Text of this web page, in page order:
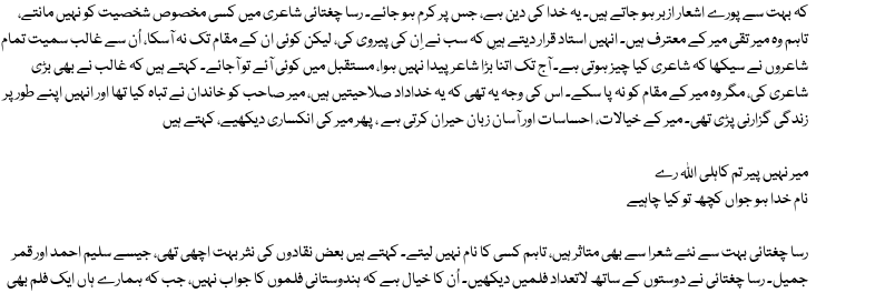
کہ بہت سے پورے اشعار ازبر ہو جاتے ہیں۔ یہ خدا کی دین ہے، جس پر کرم ہو جائے۔ رسا چغتائی شاعری میں کسی مخصوص شخصیت کو نہیں مانتے،
تاہم وہ میر تقی میر کے معترف ہیں۔ انہیں استاد قرار دیتے ہیںِ کہ سب نے اِن کی پیروی کی، لیکن کوئی ان کے مقام تک نہ آسکا، اُن سے غالب سمیت تمام
شاعروں نے سیکھا کہ شاعری کیا چیز ہوتی ہے۔ آج تک اتنا بڑا شاعر پیدا نہیں ہوا، مستقبل میں کوئی آئے تو آجائے۔ کہتے ہیں کہ غالب نے بھی بڑی
شاعری کی، مگر وہ میر کے مقام کو نہ پا سکے۔ اس کی وجہ یہ تھی کہ یہ خداداد صلاحیتیں ہیں، میر صاحب کو خاندان نے تباہ کیا تھا اور انہیں اپنے طور پر
زندگی گزارنی پڑی تھی۔ میر کے خیالات، احساسات اور آسان زبان حیران کرتی ہے ، پھر میر کی انکساری دیکھیے، کہتے ہیں
میر نہیں پیر تم کاہلی اللہ رے
نام خدا ہو جواں کچھ تو کیا چاہیے
رسا چغتائی بہت سے نئے شعرا سے بھی متاثر ہیں، تاہم کسی کا نام نہیں لیتے۔ کہتے ہیں بعض نقادوں کی نثر بہت اچھی تھی، جیسے سلیم احمد اور قمر
جمیل۔ رسا چغتائی نے دوستوں کے ساتھ لاتعداد فلمیں دیکھیں۔ اُن کا خیال ہے کہ ہندوستانی فلموں کا جواب نہیں، جب کہ ہمارے ہاں ایک فلم بھی